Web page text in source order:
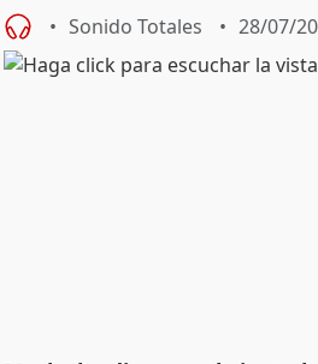
Sonido Totales 28/07/